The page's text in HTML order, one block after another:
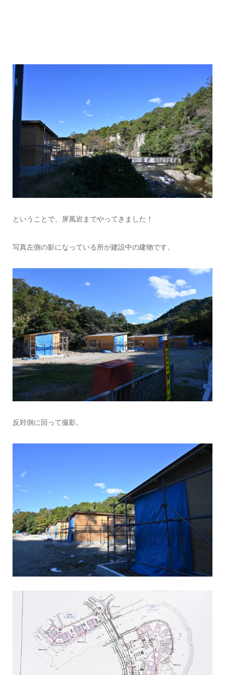
ということで、屏風岩までやってきました！
写真左側の影になっている所が建設中の建物です。
反対側に回って撮影。